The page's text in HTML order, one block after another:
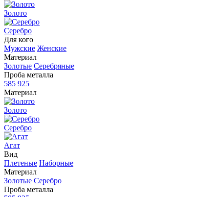
Золото
Серебро
Для кого
Мужские Женские
Материал
Золотые Серебряные
Проба металла
585 925
Материал
Золото
Серебро
Агат
Вид
Плетеные Наборные
Материал
Золотые Серебро
Проба металла